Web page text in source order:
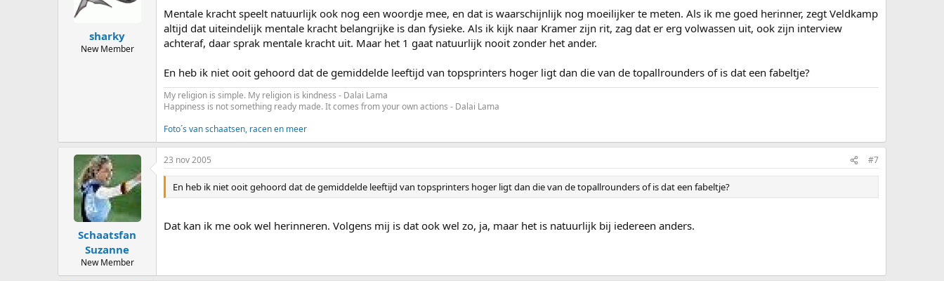
sharky
New Member
Mentale kracht speelt natuurlijk ook nog een woordje mee, en dat is waarschijnlijk nog moeilijker te meten. Als ik me goed herinner, zegt Veldkamp
altijd dat uiteindelijk mentale kracht belangrijke is dan fysieke. Als ik kijk naar Kramer zijn rit, zag dat er erg volwassen uit, ook zijn interview
achteraf, daar sprak mentale kracht uit. Maar het 1 gaat natuurlijk nooit zonder het ander.
En heb ik niet ooit gehoord dat de gemiddelde leeftijd van topsprinters hoger ligt dan die van de topallrounders of is dat een fabeltje?
My religion is simple. My religion is kindness - Dalai Lama
Happiness is not something ready made. It comes from your own actions - Dalai Lama
Foto´s van schaatsen, racen en meer
Schaatsfan
Suzanne
New Member
23 nov 2005 #7
En heb ik niet ooit gehoord dat de gemiddelde leeftijd van topsprinters hoger ligt dan die van de topallrounders of is dat een fabeltje?
Dat kan ik me ook wel herinneren. Volgens mij is dat ook wel zo, ja, maar het is natuurlijk bij iedereen anders.